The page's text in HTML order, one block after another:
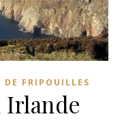
DE FRIPOUILLES
Irlande